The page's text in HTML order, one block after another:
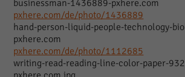
businessman-1436889-pxhere.com
pxhere.com/de/photo/1436889
hand-person-liquid-people-technology-
pxhere.com
pxhere.com/de/photo/1112685
writing-read-reading-line-color-paper-